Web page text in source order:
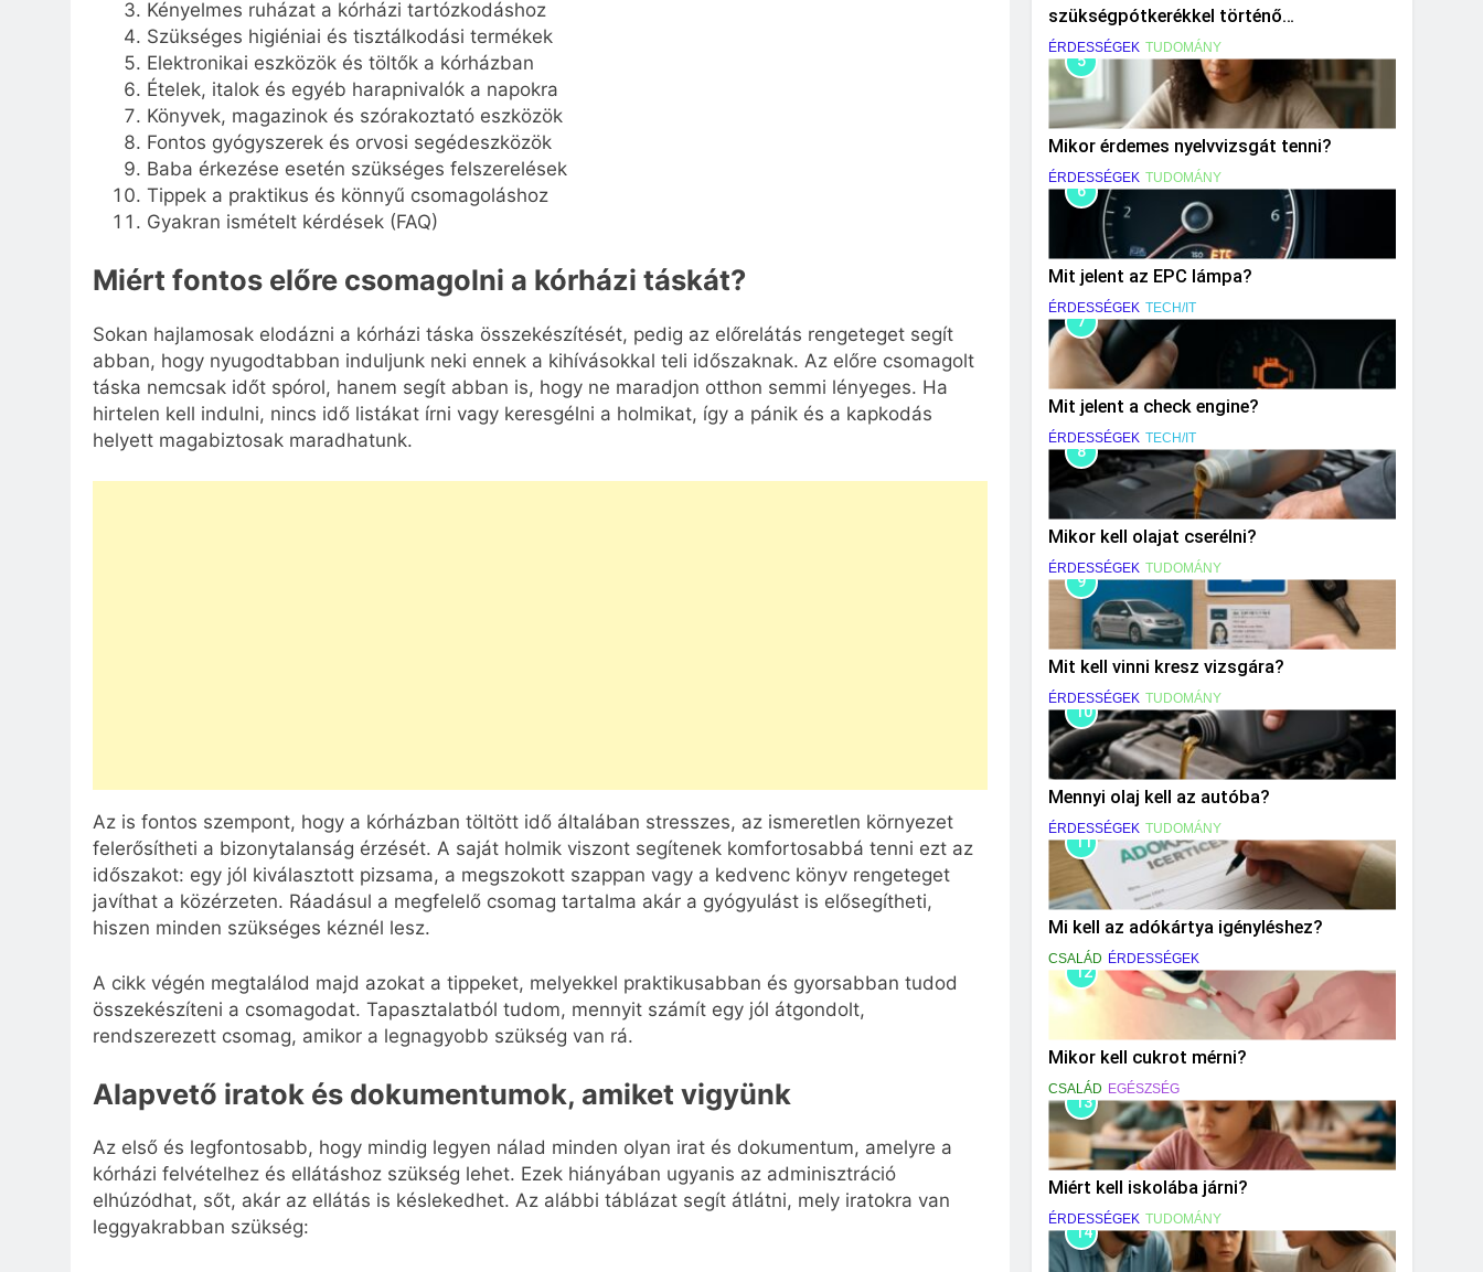
Kényelmes ruházat a kórházi tartózkodáshoz
Szükséges higiéniai és tisztálkodási termékek
Elektronikai eszközök és töltők a kórházban
Ételek, italok és egyéb harapnivalók a napokra
Könyvek, magazinok és szórakoztató eszközök
Fontos gyógyszerek és orvosi segédeszközök
Baba érkezése esetén szükséges felszerelések
Tippek a praktikus és könnyű csomagoláshoz
Gyakran ismételt kérdések (FAQ)
Miért fontos előre csomagolni a kórházi táskát?
Sokan hajlamosak elodázni a kórházi táska összekészítését, pedig az előrelátás rengeteget segít
abban, hogy nyugodtabban induljunk neki ennek a kihívásokkal teli időszaknak. Az előre csomagolt
táska nemcsak időt spórol, hanem segít abban is, hogy ne maradjon otthon semmi lényeges. Ha
hirtelen kell indulni, nincs idő listákat írni vagy keresgélni a holmikat, így a pánik és a kapkodás
helyett magabiztosak maradhatunk.
Az is fontos szempont, hogy a kórházban töltött idő általában stresszes, az ismeretlen környezet
felerősítheti a bizonytalanság érzését. A saját holmik viszont segítenek komfortosabbá tenni ezt az
időszakot: egy jól kiválasztott pizsama, a megszokott szappan vagy a kedvenc könyv rengeteget
javíthat a közérzeten. Ráadásul a megfelelő csomag tartalma akár a gyógyulást is elősegítheti,
hiszen minden szükséges kéznél lesz.
A cikk végén megtalálod majd azokat a tippeket, melyekkel praktikusabban és gyorsabban tudod
összekészíteni a csomagodat. Tapasztalatból tudom, mennyit számít egy jól átgondolt,
rendszerezett csomag, amikor a legnagyobb szükség van rá.
Alapvető iratok és dokumentumok, amiket vigyünk
Az első és legfontosabb, hogy mindig legyen nálad minden olyan irat és dokumentum, amelyre a
kórházi felvételhez és ellátáshoz szükség lehet. Ezek hiányában ugyanis az adminisztráció
elhúzódhat, sőt, akár az ellátás is késlekedhet. Az alábbi táblázat segít átlátni, mely iratokra van
leggyakrabban szükség:
szükségpótkerékkel történő
közlekedéskor?
ÉRDESSÉGEK TUDOMÁNY
5
Mikor érdemes nyelvvizsgát tenni?
ÉRDESSÉGEK TUDOMÁNY
6
Mit jelent az EPC lámpa?
ÉRDESSÉGEK TECH/IT
7
Mit jelent a check engine?
ÉRDESSÉGEK TECH/IT
8
Mikor kell olajat cserélni?
ÉRDESSÉGEK TUDOMÁNY
9
Mit kell vinni kresz vizsgára?
ÉRDESSÉGEK TUDOMÁNY
10
Mennyi olaj kell az autóba?
ÉRDESSÉGEK TUDOMÁNY
11
Mi kell az adókártya igényléshez?
CSALÁD ÉRDESSÉGEK
12
Mikor kell cukrot mérni?
CSALÁD EGÉSZSÉG
13
Miért kell iskolába járni?
ÉRDESSÉGEK TUDOMÁNY
14